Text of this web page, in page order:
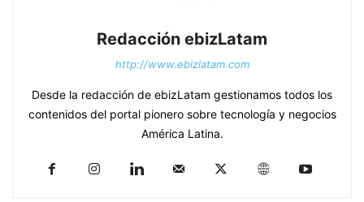
Redacción ebizLatam
http://www.ebizlatam.com
Desde la redacción de ebizLatam gestionamos todos los
contenidos del portal pionero sobre tecnología y negocios
América Latina.